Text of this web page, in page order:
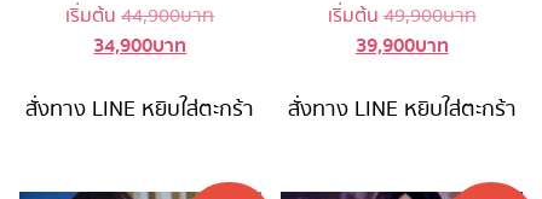
เริ่มต้น44,900บาทOriginal
44,900 บาท.
34,900บาท
is:
สั่งทาง LINE หยิบใส่ตะกร้า
เริ่มต้น49,900บาทOriginal
49,900
39,900บาทCurrent
is:
สั่งทาง LINE หยิบใส่ตะกร้า